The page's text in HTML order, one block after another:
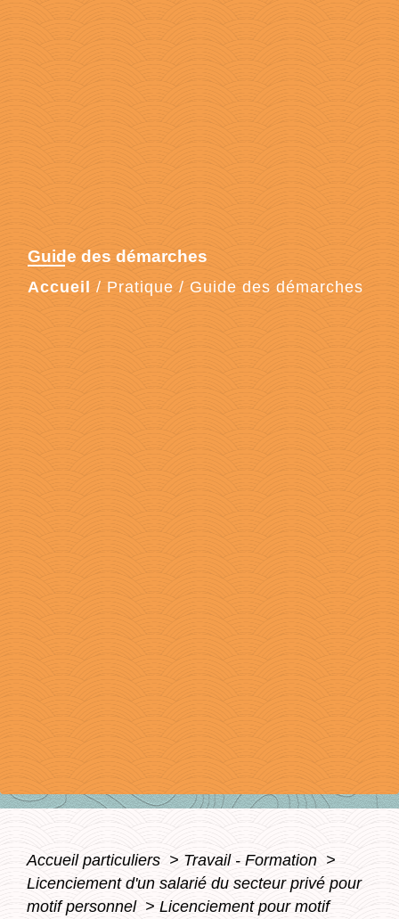
Guide des démarches
Accueil / Pratique / Guide des démarches
Accueil particuliers > Travail - Formation >
Licenciement d'un salarié du secteur privé pour
motif personnel > Licenciement pour motif